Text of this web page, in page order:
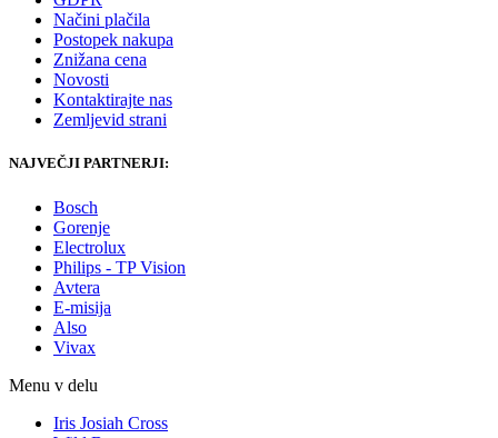
Načini plačila
Postopek nakupa
Znižana cena
Novosti
Kontaktirajte nas
Zemljevid strani
NAJVEČJI PARTNERJI:
Bosch
Gorenje
Electrolux
Philips - TP Vision
Avtera
E-misija
Also
Vivax
Menu v delu
Iris Josiah Cross